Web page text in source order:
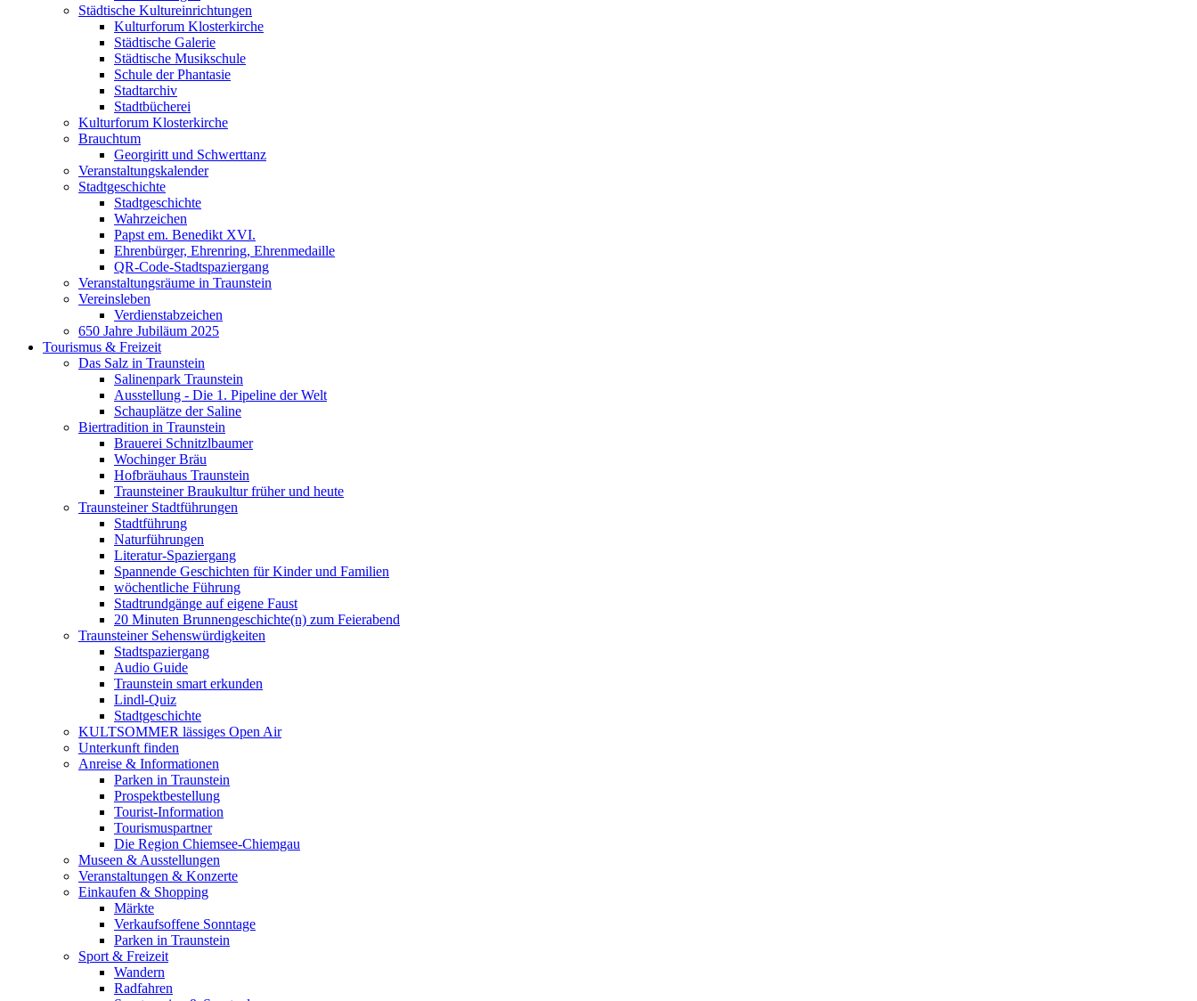
Städtische Kultureinrichtungen
Kulturforum Klosterkirche
Städtische Galerie
Städtische Musikschule
Schule der Phantasie
Stadtarchiv
Stadtbücherei
Kulturforum Klosterkirche
Brauchtum
Georgiritt und Schwerttanz
Veranstaltungskalender
Stadtgeschichte
Stadtgeschichte
Wahrzeichen
Papst em. Benedikt XVI.
Ehrenbürger, Ehrenring, Ehrenmedaille
QR-Code-Stadtspaziergang
Veranstaltungsräume in Traunstein
Vereinsleben
Verdienstabzeichen
650 Jahre Jubiläum 2025
Tourismus & Freizeit
Das Salz in Traunstein
Salinenpark Traunstein
Ausstellung - Die 1. Pipeline der Welt
Schauplätze der Saline
Biertradition in Traunstein
Brauerei Schnitzlbaumer
Wochinger Bräu
Hofbräuhaus Traunstein
Traunsteiner Braukultur früher und heute
Traunsteiner Stadtführungen
Stadtführung
Naturführungen
Literatur-Spaziergang
Spannende Geschichten für Kinder und Familien
wöchentliche Führung
Stadtrundgänge auf eigene Faust
20 Minuten Brunnengeschichte(n) zum Feierabend
Traunsteiner Sehenswürdigkeiten
Stadtspaziergang
Audio Guide
Traunstein smart erkunden
Lindl-Quiz
Stadtgeschichte
KULTSOMMER lässiges Open Air
Unterkunft finden
Anreise & Informationen
Parken in Traunstein
Prospektbestellung
Tourist-Information
Tourismuspartner
Die Region Chiemsee-Chiemgau
Museen & Ausstellungen
Veranstaltungen & Konzerte
Einkaufen & Shopping
Märkte
Verkaufsoffene Sonntage
Parken in Traunstein
Sport & Freizeit
Wandern
Radfahren